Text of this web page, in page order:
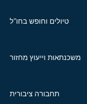
טיולים וחופש בחו"ל
משכנתאות וייעוץ מחזור
תחבורה ציבורית